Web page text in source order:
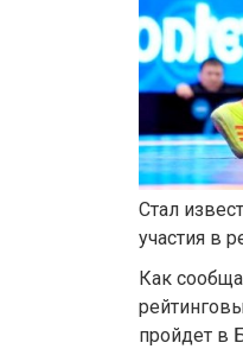
Стал
участия в
Как
пройдет в